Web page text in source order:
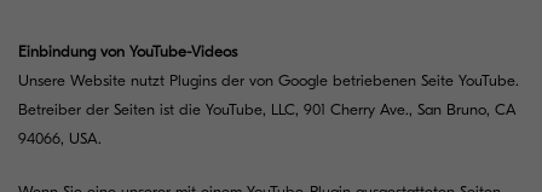
Einbindung von YouTube-Videos
Unsere Website nutzt Plugins der von Google betriebenen Seite YouTube.
Betreiber der Seiten ist die YouTube, LLC, 901 Cherry Ave., San Bruno, CA
94066, USA.